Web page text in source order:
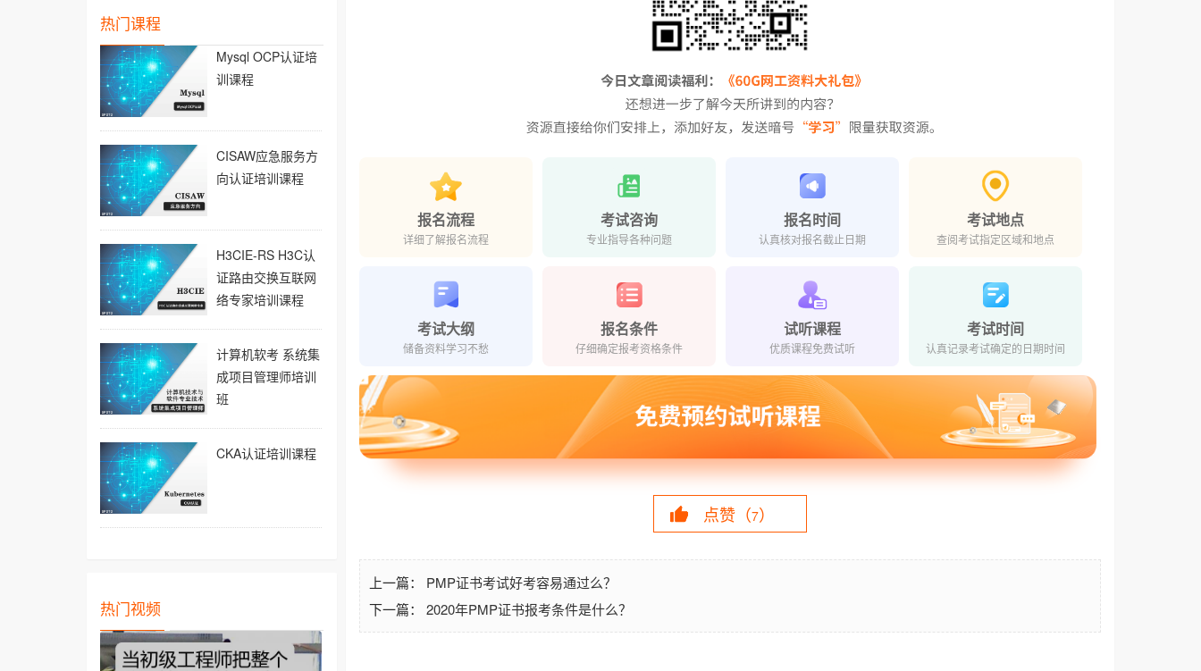
热门课程
Mysql OCP认证培
训课程
CISAW应急服务方
向认证培训课程
H3CIE-RS H3C认
证路由交换互联网
络专家培训课程
计算机软考 系统集
成项目管理师培训
班
CKA认证培训课程
热门视频
报名流程
详细了解报名流程
考试咨询
专业指导各种问题
报名时间
认真核对报名截止日期
考试地点
查阅考试指定区域和地点
考试大纲
储备资料学习不愁
报名条件
仔细确定报考资格条件
试听课程
优质课程免费试听
考试时间
认真记录考试确定的日期时间
点赞（7）
上一篇： PMP证书考试好考容易通过么？
下一篇： 2020年PMP证书报考条件是什么？